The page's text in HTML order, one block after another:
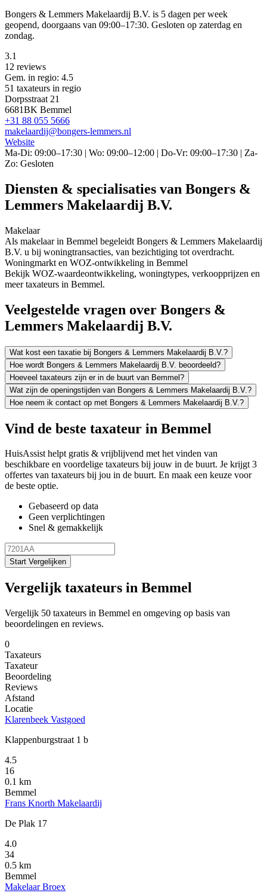
Bongers & Lemmers Makelaardij B.V. is 5 dagen per week
geopend, doorgaans van 09:00–17:30. Gesloten op zaterdag en
zondag.
3.1
12 reviews
Gem. in regio: 4.5
51 taxateurs in regio
Dorpsstraat 21
6681BK Bemmel
+31 88 055 5666
makelaardij@bongers-lemmers.nl
Website
Ma-Di: 09:00–17:30 | Wo: 09:00–12:00 | Do-Vr: 09:00–17:30 | Za-
Zo: Gesloten
Diensten & specialisaties van Bongers &
Lemmers Makelaardij B.V.
Makelaar
Als makelaar in Bemmel begeleidt Bongers & Lemmers Makelaardij
B.V. u bij woningtransacties, van bezichtiging tot overdracht.
Woningmarkt en WOZ-ontwikkeling in Bemmel
Bekijk WOZ-waardeontwikkeling, woningtypes, verkoopprijzen en
meer taxateurs in Bemmel.
Veelgestelde vragen over Bongers &
Lemmers Makelaardij B.V.
Wat kost een taxatie bij Bongers & Lemmers Makelaardij B.V.?
Hoe wordt Bongers & Lemmers Makelaardij B.V. beoordeeld?
Hoeveel taxateurs zijn er in de buurt van Bemmel?
Wat zijn de openingstijden van Bongers & Lemmers Makelaardij B.V.?
Hoe neem ik contact op met Bongers & Lemmers Makelaardij B.V.?
Vind de beste taxateur in Bemmel
HuisAssist helpt gratis & vrijblijvend met het vinden van
beschikbare en voordelige taxateurs bij jouw in de buurt. Je krijgt 3
offertes van taxateurs bij jou in de buurt. En maak een keuze voor
de beste optie.
Gebaseerd op data
Geen verplichtingen
Snel & gemakkelijk
Start Vergelijken
Vergelijk taxateurs in Bemmel
Vergelijk 50 taxateurs in Bemmel en omgeving op basis van
beoordelingen en reviews.
0
Taxateurs
Taxateur
Beoordeling
Reviews
Afstand
Locatie
Klarenbeek Vastgoed
Klappenburgstraat 1 b
4.5
16
0.1 km
Bemmel
Frans Knorth Makelaardij
De Plak 17
4.0
34
0.5 km
Bemmel
Makelaar Broex